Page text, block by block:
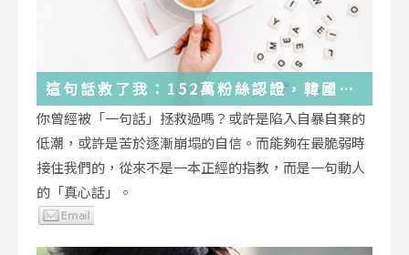
這句話救了我：152萬粉絲認證，韓國最
受歡迎的YouTuber「國民姐姐」金美敬
為跌落情緒深淵的你雪中送炭！
你曾經被「一句話」拯救過嗎？或許是陷入自暴自棄的
低潮，或許是苦於逐漸崩塌的自信。而能夠在最脆弱時
接住我們的，從來不是一本正經的指教，而是一句動人
的「真心話」。